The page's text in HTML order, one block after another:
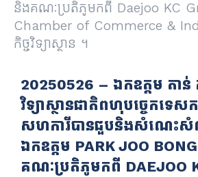
និងគណៈប្រតិភូមកពី Daejoo KC
Chamber of Commerce &
កិច្ចវិទ្យាស្ថាន ។
20250526 – ឯកឧត្តម ត
វិទ្យាស្ថានជាតិពហុបច្ចេកទេស
សហការីបានជួបនិងសំណេះ
ឯកឧត្តម PARK JOO
គណៈប្រតិភូមកពី DAEJOO